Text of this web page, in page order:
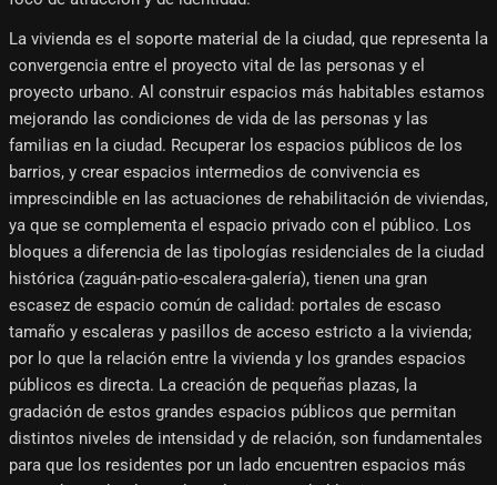
La vivienda es el soporte material de la ciudad, que representa la
convergencia entre el proyecto vital de las personas y el
proyecto urbano. Al construir espacios más habitables estamos
mejorando las condiciones de vida de las personas y las
familias en la ciudad. Recuperar los espacios públicos de los
barrios, y crear espacios intermedios de convivencia es
imprescindible en las actuaciones de rehabilitación de viviendas,
ya que se complementa el espacio privado con el público. Los
bloques a diferencia de las tipologías residenciales de la ciudad
histórica (zaguán-patio-escalera-galería), tienen una gran
escasez de espacio común de calidad: portales de escaso
tamaño y escaleras y pasillos de acceso estricto a la vivienda;
por lo que la relación entre la vivienda y los grandes espacios
públicos es directa. La creación de pequeñas plazas, la
gradación de estos grandes espacios públicos que permitan
distintos niveles de intensidad y de relación, son fundamentales
para que los residentes por un lado encuentren espacios más